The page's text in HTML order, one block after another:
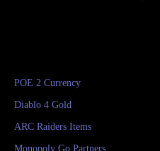
POE 2 Currency
Diablo 4 Gold
ARC Raiders Items
Monopoly Go Partners